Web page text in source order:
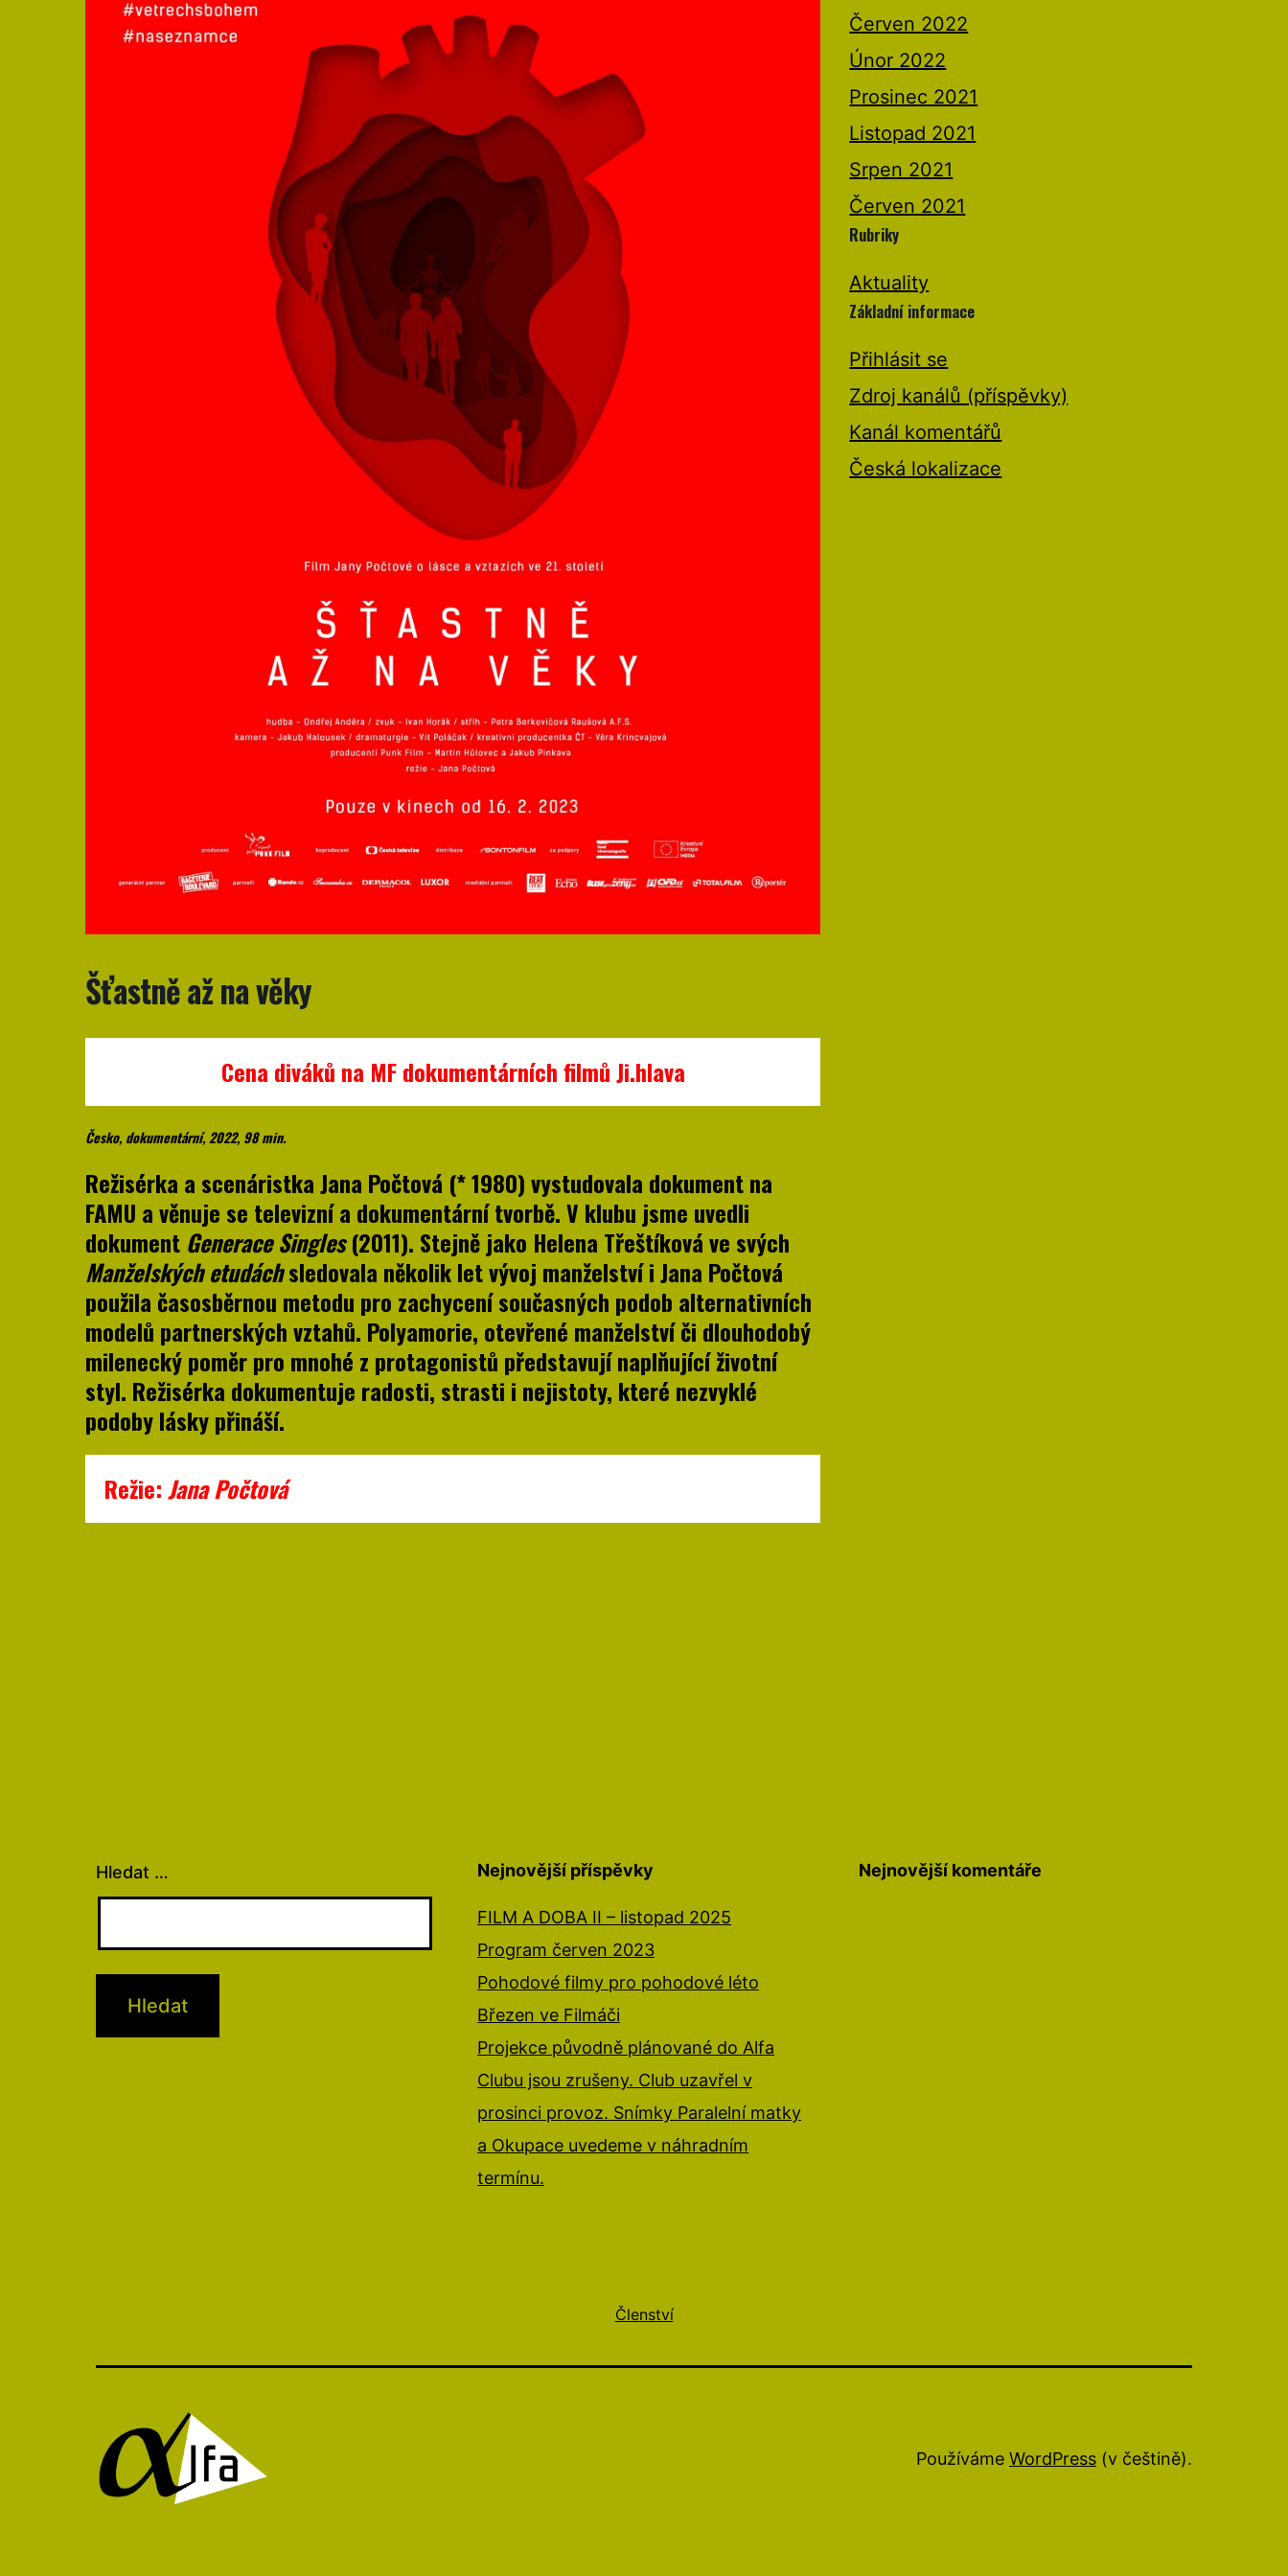
Šťastně až na věky
Cena diváků na MF dokumentárních filmů Ji.hlava
Česko, dokumentární, 2022, 98 min.
Režisérka a scenáristka Jana Počtová (* 1980) vystudovala dokument na
FAMU a věnuje se televizní a dokumentární tvorbě. V klubu jsme uvedli
dokument Generace Singles(2011). Stejně jako Helena Třeštíková ve svých
Manželských etudáchsledovala několik let vývoj manželství i Jana Počtová
použila časosběrnou metodu pro zachycení současných podob alternativních
modelů partnerských vztahů. Polyamorie, otevřené manželství či dlouhodobý
milenecký poměr pro mnohé z protagonistů představují naplňující životní
styl. Režisérka dokumentuje radosti, strasti i nejistoty, které nezvyklé
podoby lásky přináší.
Režie:Jana Počtová
Červen 2022
Únor 2022
Prosinec 2021
Listopad 2021
Srpen 2021
Červen 2021
Rubriky
Aktuality
Základní informace
Přihlásit se
Zdroj kanálů (příspěvky)
Kanál komentářů
Česká lokalizace
Hledat … Nejnovější příspěvky
FILM A DOBA II – listopad 2025
Program červen 2023
Pohodové filmy pro pohodové léto
Březen ve Filmáči
Projekce původně plánované do Alfa
Clubu jsou zrušeny. Club uzavřel v
prosinci provoz. Snímky Paralelní matky
a Okupace uvedeme v náhradním
termínu.
Nejnovější komentáře
Členství
Používáme WordPress (v češtině).